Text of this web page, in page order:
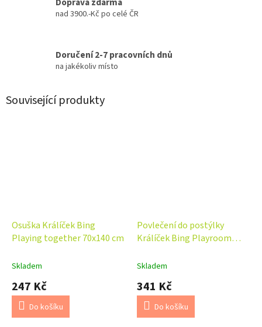
nad 3900.-Kč po celé ČR
Doručení 2-7 pracovních dnů
na jakékoliv místo
Související produkty
Osuška Králíček Bing
Playing together 70x140 cm
Skladem
247 Kč
Do košíku
Povlečení do postýlky
Králíček Bing Playroom
Skladem
341 Kč
Do košíku